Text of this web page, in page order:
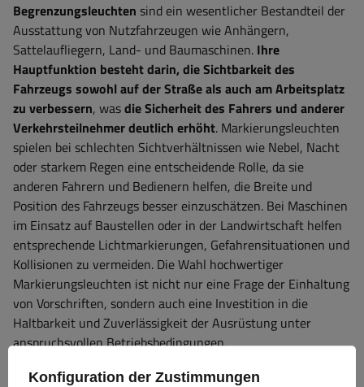
Begrenzungsleuchten sind ein wesentlicher Bestandteil der
Ausstattung von Nutzfahrzeugen wie Anhängern,
Sattelaufliegern, Land- und Baumaschinen. Ihre
Hauptfunktion besteht darin, die Sichtbarkeit des
Fahrzeugs sowohl auf der Straße als auch am Arbeitsplatz
zu verbessern, wasdie Sicherheit des Fahrers und anderer
Verkehrsteilnehmer deutlich erhöht. Markierungsleuchten
spielen bei schlechten Sichtverhältnissen wie Nebel, Nacht
oder starkem Regen eine entscheidende Rolle, da sie
anderen Fahrern und Bedienern helfen, die Breite und
Position des Fahrzeugs besser einzuschätzen. Bei Maschinen
im Einsatz auf Baustellen oder in der Landwirtschaft helfen
entsprechende Lichtmarkierungen, Gefahrensituationen und
Kollisionen zu vermeiden. Die Wahl hochwertiger
Markierungsleuchten ist nicht nur eine Frage der Einhaltung
von Vorschriften, sondern auch eine Investition in die
Haltbarkeit und Zuverlässigkeit der Ausrüstung unter
anspruchsvollen Betriebsbedingungen.
Konfiguration der Zustimmungen